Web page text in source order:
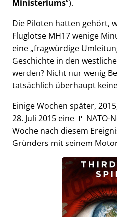
Ministeriums ).
Die Piloten hatten gehört,
Fluglotse MH17 wenige
eine fragwürdige
Geschichte in den
werden? Nicht nur wenig
tatsächlich überhaupt
Einige Wochen später,
28. Juli 2015 eine 🚩
Woche nach diesem
Gründers mit seinem